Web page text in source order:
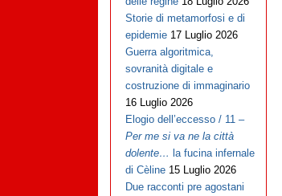
Storie di metamorfosi e di
epidemie 17 Luglio 2026
Guerra algoritmica,
sovranità digitale e
costruzione di immaginario
16 Luglio 2026
Elogio dell’eccesso / 11 –
Per me si va ne la città
dolente… la fucina infernale
di Cèline 15 Luglio 2026
Due racconti pre agostani